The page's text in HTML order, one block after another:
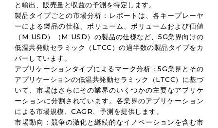
と輸出、販売量と収益の予測を特定します。
製品タイプごとの市場分析：レポートは、各キープレーヤ
ーによる製品の仕様、ボリューム、ボリュームおよび価値
（M USD）（M USD）の製品の仕様など、5G業界向けの
低温共発動セラミック（LTCC）の過半数の製品タイプをカ
バーしています。
アプリケーションタイプによるマーク分析：5G業界とその
アプリケーションの低温共発動セラミック（LTCC）に基づ
いて、市場はさらにその業界のいくつかの主要なアプリケ
ーションに分割されています。各業界のアプリケーション
による市場規模、CAGR、予測を提供します。
市場動向：競争の激化と継続的なイノベーションを含む市